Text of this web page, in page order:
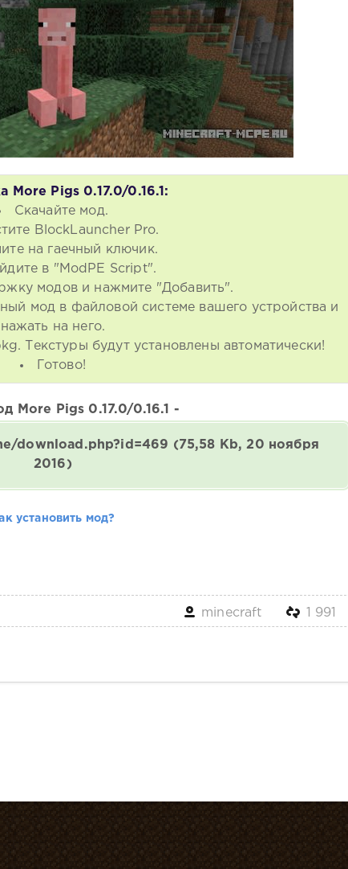
More Pigs 0.17.0/0.16.1:
Скачайте мод.
BlockLauncher Pro.
на гаечный ключик.
в "ModPE Script".
модов и нажмите "Добавить".
мод в файловой системе вашего устройства и
нажать на него.
Текстуры будут установлены автоматически!
Готово!
More Pigs 0.17.0/0.16.1 -
download.php?id=469 (75,58 Kb, 20 ноября
2016)
установить мод?
minecraft 1 991